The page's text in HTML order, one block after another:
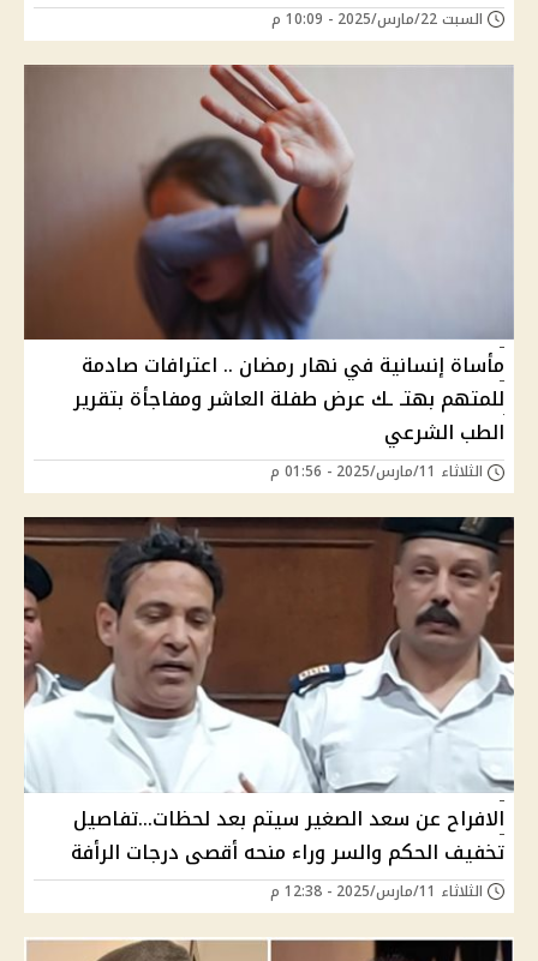
السبت 22/مارس/2025 - 10:09 م
مأساة إنسانية في نهار رمضان .. اعترافات صادمة
للمتهم بهتـ ـك عرض طفلة العاشر ومفاجأة بتقرير
الطب الشرعي
الثلاثاء 11/مارس/2025 - 01:56 م
الافراح عن سعد الصغير سيتم بعد لحظات...تفاصيل
تخفيف الحكم والسر وراء منحه أقصى درجات الرأفة
الثلاثاء 11/مارس/2025 - 12:38 م